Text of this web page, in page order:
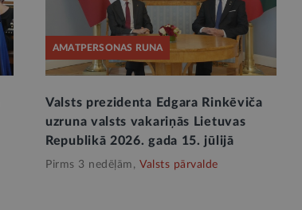
AMATPERSONAS RUNA
Valsts prezidenta Edgara Rinkēviča
uzruna valsts vakariņās Lietuvas
Republikā 2026. gada 15. jūlijā
Pirms 3 nedēļām, Valsts pārvalde